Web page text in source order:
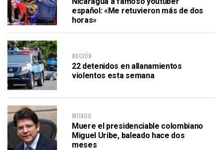
español: «Me retuvieron más de dos
horas»
NACIÓN
22 detenidos en allanamientos
violentos esta semana
MUNDO
Muere el presidenciable colombiano
Miguel Uribe, baleado hace dos
meses